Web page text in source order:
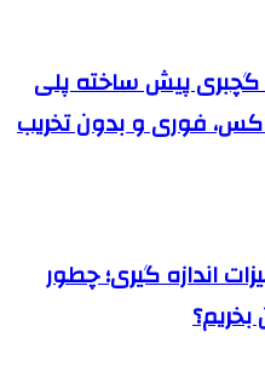
گچبری پیش ساخته پلی
فوری و بدون تخریب
اندازه گیری؛ چطور
بخریم؟